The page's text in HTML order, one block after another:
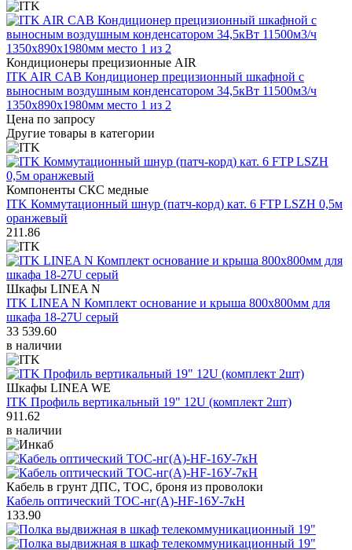
Кондиционеры прецизионные AIR
ITK AIR CAB Кондиционер прецизионный шкафной с
выносным воздушным конденсатором 34,5кВт 11500м3/ч
1350х890х1980мм место 1 из 2
Цена по запросу
Другие товары в категории
Компоненты СКС медные
ITK Коммутационный шнур (патч-корд) кат. 6 FTP LSZH 0,5м
оранжевый
211.86
Шкафы LINEA N
ITK LINEA N Комплект основание и крыша 800х800мм для
шкафа 18-27U серый
33 539.60
в наличии
Шкафы LINEA WE
ITK Профиль вертикальный 19" 12U (комплект 2шт)
911.62
в наличии
Кабель в грунт ДПС, ТОС, броня из проволоки
Кабель оптический ТОС-нг(А)-HF-16У-7кН
133.90